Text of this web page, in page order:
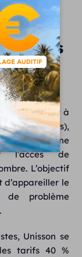
au plus
renonçaient à
financières),
de la réforme
l’accès de
L’objectif
d’appareiller le
de problème
Unisson se
tarifs 40 %